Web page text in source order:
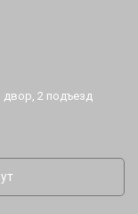
двор, 2 подъезд